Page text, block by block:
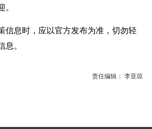
息时，应以官方发布为准，切勿轻
。
责任编辑： 李亚琼